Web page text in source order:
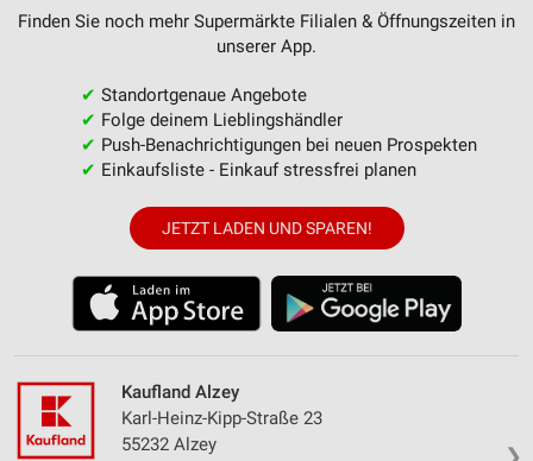
Finden Sie noch mehr Supermärkte Filialen & Öffnungszeiten in
unserer App.
✔ Standortgenaue Angebote
✔ Folge deinem Lieblingshändler
✔ Push-Benachrichtigungen bei neuen Prospekten
✔ Einkaufsliste - Einkauf stressfrei planen
JETZT LADEN UND SPAREN!
❯
Kaufland Alzey
Karl-Heinz-Kipp-Straße 23
55232 Alzey